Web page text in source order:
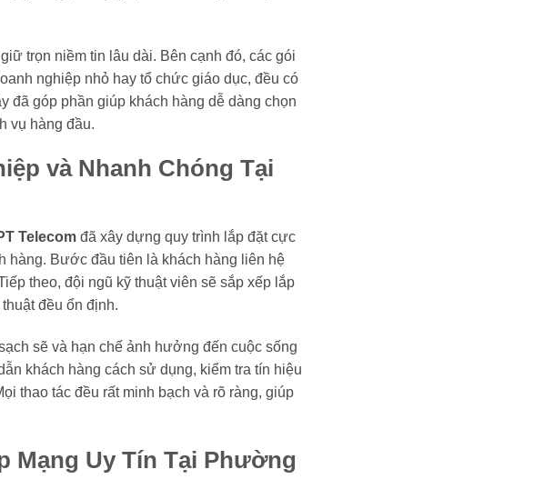
trọn niềm tin lâu dài. Bên cạnh đó, các gói
nghiệp nhỏ hay tổ chức giáo dục, đều có
đã góp phần giúp khách hàng dễ dàng chọn
vụ hàng đầu.
và Nhanh Chóng Tại
Telecomđã xây dựng quy trình lắp đặt cực
hàng. Bước đầu tiên là khách hàng liên hệ
theo, đội ngũ kỹ thuật viên sẽ sắp xếp lắp
đều ổn định.
sẽ và hạn chế ảnh hưởng đến cuộc sống
khách hàng cách sử dụng, kiểm tra tín hiệu
thao tác đều rất minh bạch và rõ ràng, giúp
Mạng Uy Tín Tại Phường